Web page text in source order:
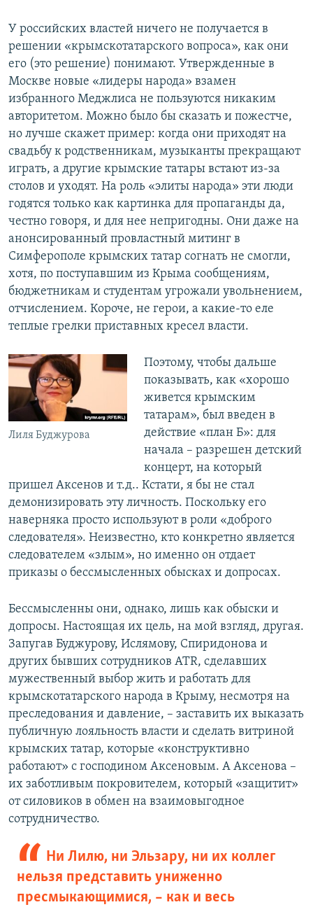
У российских властей ничего не получается в
решении «крымскотатарского вопроса», как они
его (это решение) понимают. Утвержденные в
Москве новые «лидеры народа» взамен
избранного Меджлиса не пользуются никаким
авторитетом. Можно было бы сказать и пожестче,
но лучше скажет пример: когда они приходят на
свадьбу к родственникам, музыканты прекращают
играть, а другие крымские татары встают из-за
столов и уходят. На роль «элиты народа» эти люди
годятся только как картинка для пропаганды да,
честно говоря, и для нее непригодны. Они даже на
анонсированный провластный митинг в
Симферополе крымских татар согнать не смогли,
хотя, по поступавшим из Крыма сообщениям,
бюджетникам и студентам угрожали увольнением,
отчислением. Короче, не герои, а какие-то еле
теплые грелки приставных кресел власти.
Лиля Буджурова
Поэтому, чтобы дальше
показывать, как «хорошо
живется крымским
татарам», был введен в
действие «план Б»: для
начала – разрешен детский
концерт, на который
пришел Аксенов и т.д.. Кстати, я бы не стал
демонизировать эту личность. Поскольку его
наверняка просто используют в роли «доброго
следователя». Неизвестно, кто конкретно является
следователем «злым», но именно он отдает
приказы о бессмысленных обысках и допросах.
Бессмысленны они, однако, лишь как обыски и
допросы. Настоящая их цель, на мой взгляд, другая.
Запугав Буджурову, Ислямову, Спиридонова и
других бывших сотрудников ATR, сделавших
мужественный выбор жить и работать для
крымскотатарского народа в Крыму, несмотря на
преследования и давление, – заставить их выказать
публичную лояльность власти и сделать витриной
крымских татар, которые «конструктивно
работают» с господином Аксеновым. А Аксенова –
их заботливым покровителем, который «защитит»
от силовиков в обмен на взаимовыгодное
сотрудничество.
Ни Лилю, ни Эльзару, ни их коллег
нельзя представить униженно
пресмыкающимися, – как и весь